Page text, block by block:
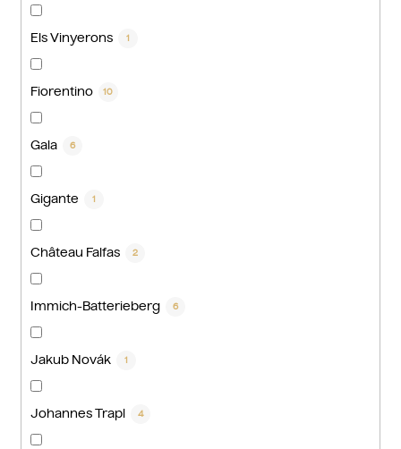
Els Vinyerons 1
Fiorentino 10
Gala 6
Gigante 1
Château Falfas 2
Immich-Batterieberg 6
Jakub Novák 1
Johannes Trapl 4